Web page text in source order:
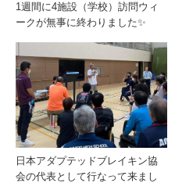
1週間に4施設（学校）訪問ウィ
ークが無事に終わりました✨
日本アダプテッドブレイキン協
会の代表として行なって来まし